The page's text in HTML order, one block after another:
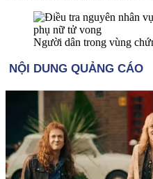
Người dân trong vùng